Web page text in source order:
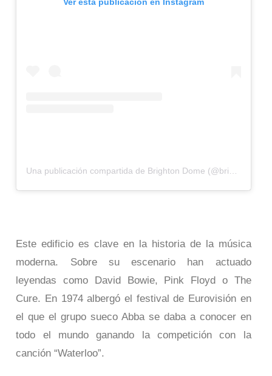
Ver esta publicación en Instagram
Este edificio es clave en la historia de la música
moderna. Sobre su escenario han actuado
leyendas como David Bowie, Pink Floyd o The
Cure. En 1974 albergó el festival de Eurovisión en
el que el grupo sueco Abba se daba a conocer en
todo el mundo ganando la competición con la
canción “Waterloo”.